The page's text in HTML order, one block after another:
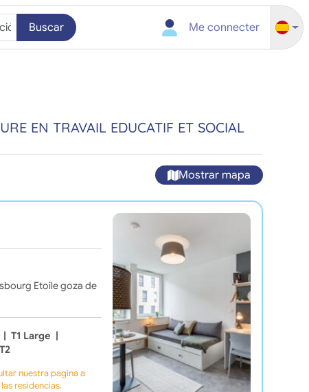
Buscar Me connecter
EN TRAVAIL EDUCATIF ET SOCIAL
Mostrar mapa
Etoile goza de
| T1 Large |
T2
nuestra pagina a
residencias.